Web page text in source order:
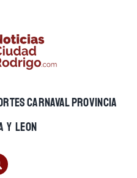
CARNAVALPROVINCIA
Y LEON